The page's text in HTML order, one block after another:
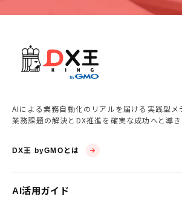
AIによる業務自動化のリアルを届ける実践型メ
業務課題の解決とDX推進を確実な成功へと導き
DX王 byGMOとは
AI活用ガイド